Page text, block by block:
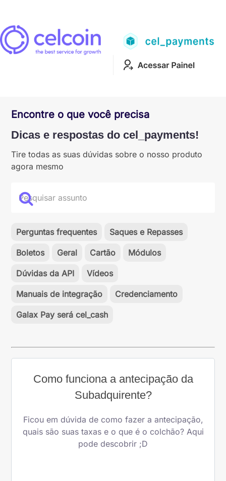
Encontre o que você precisa
Dicas e respostas do cel_payments!
Tire todas as suas dúvidas sobre o nosso produto
agora mesmo
Perguntas frequentes Saques e Repasses
Boletos Geral Cartão Módulos
Dúvidas da API Vídeos
Manuais de integração Credenciamento
Galax Pay será cel_cash
Como funciona a antecipação da
Subadquirente?
Ficou em dúvida de como fazer a antecipação,
quais são suas taxas e o que é o colchão? Aqui
pode descobrir ;D